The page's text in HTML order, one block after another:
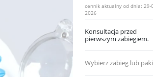
cennik aktualny od dnia: 29-
2026
Konsultacja przed
pierwszym zabiegiem.
Wybierz zabieg lub